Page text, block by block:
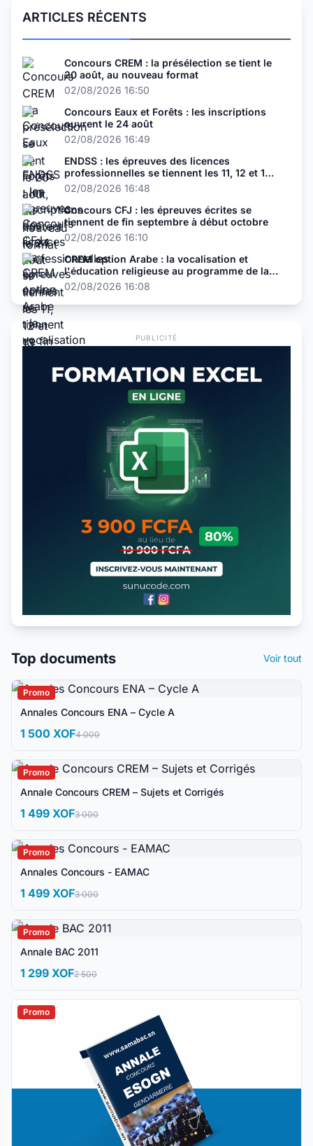
ARTICLES RÉCENTS
Concours CREM : la présélection se tient le
20 août, au nouveau format
02/08/2026 16:50
Concours Eaux et Forêts : les inscriptions
ouvrent le 24 août
02/08/2026 16:49
ENDSS : les épreuves des licences
professionnelles se tiennent les 11, 12 et 13
août
02/08/2026 16:48
Concours CFJ : les épreuves écrites se
tiennent de fin septembre à début octobre
02/08/2026 16:10
CREM option Arabe : la vocalisation et
l'éducation religieuse au programme de la
présélection
02/08/2026 16:08
PUBLICITÉ
Top documents Voir tout
Promo
Annales Concours ENA – Cycle A
1 500 XOF4 000
Promo
Annale Concours CREM – Sujets et Corrigés
1 499 XOF3 000
Promo
Annales Concours - EAMAC
1 499 XOF3 000
Promo
Annale BAC 2011
1 299 XOF2 500
Promo